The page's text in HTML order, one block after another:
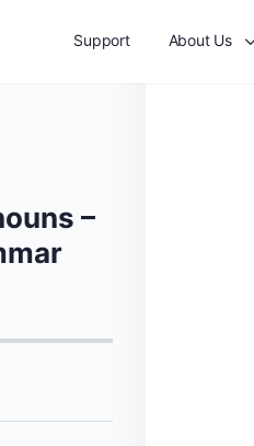
Support About Us
–